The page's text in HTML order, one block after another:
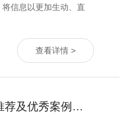
信息以更加生动、直
查看详情 >
北京多媒体展厅设计公司推荐及优秀案例分析